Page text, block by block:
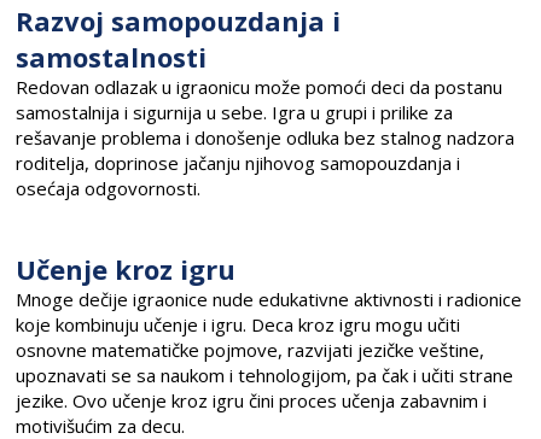
Razvoj samopouzdanja i
samostalnosti
Redovan odlazak u igraonicu može pomoći deci da postanu
samostalnija i sigurnija u sebe. Igra u grupi i prilike za
rešavanje problema i donošenje odluka bez stalnog nadzora
roditelja, doprinose jačanju njihovog samopouzdanja i
osećaja odgovornosti.
Učenje kroz igru
Mnoge dečije igraonice nude edukativne aktivnosti i radionice
koje kombinuju učenje i igru. Deca kroz igru mogu učiti
osnovne matematičke pojmove, razvijati jezičke veštine,
upoznavati se sa naukom i tehnologijom, pa čak i učiti strane
jezike. Ovo učenje kroz igru čini proces učenja zabavnim i
motivišućim za decu.